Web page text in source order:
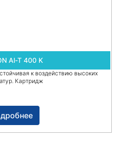
Al-T 400 K
к воздействию высоких
Картридж